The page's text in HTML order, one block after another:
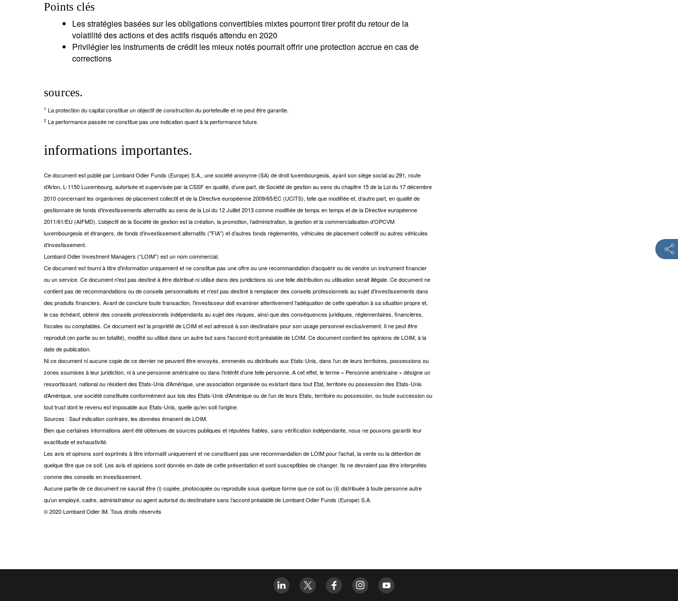
Points clés
Les stratégies basées sur les obligations convertibles mixtes pourront tirer profit du retour de la
volatilité des actions et des actifs risqués attendu en 2020
Privilégier les instruments de crédit les mieux notés pourrait offrir une protection accrue en cas de
corrections
sources.
1 La protection du capital constitue un objectif de construction du portefeuille et ne peut être garantie.
2 La performance passée ne constitue pas une indication quant à la performance future.
informations importantes.
Ce document est publié par Lombard Odier Funds (Europe) S.A., une société anonyme (SA) de droit luxembourgeois, ayant son siège social au 291, route
d’Arlon, L-1150 Luxembourg, autorisée et supervisée par la CSSF en qualité, d’une part, de Société de gestion au sens du chapitre 15 de la Loi du 17 décembre
2010 concernant les organismes de placement collectif et de la Directive européenne 2009/65/EC (UCITS), telle que modifiée et, d’autre part, en qualité de
gestionnaire de fonds d’investissements alternatifs au sens de la Loi du 12 Juillet 2013 comme modifiée de temps en temps et de la Directive européenne
2011/61/EU (AIFMD). L’objectif de la Société de gestion est la création, la promotion, l’administration, la gestion et la commercialisation d’OPCVM
luxembourgeois et étrangers, de fonds d’investissement alternatifs ("FIA") et d’autres fonds réglementés, véhicules de placement collectif ou autres véhicules
d’investissement.
Lombard Odier Investment Managers (“LOIM”) est un nom commercial.
Ce document est fourni à titre d'information uniquement et ne constitue pas une offre ou une recommandation d'acquérir ou de vendre un instrument financier
ou un service. Ce document n'est pas destiné à être distribué ni utilisé dans des juridictions où une telle distribution ou utilisation serait illégale. Ce document ne
contient pas de recommandations ou de conseils personnalisés et n'est pas destiné à remplacer des conseils professionnels au sujet d’investissements dans
des produits financiers. Avant de conclure toute transaction, l’investisseur doit examiner attentivement l'adéquation de cette opération à sa situation propre et,
le cas échéant, obtenir des conseils professionnels indépendants au sujet des risques, ainsi que des conséquences juridiques, réglementaires, financières,
fiscales ou comptables. Ce document est la propriété de LOIM et est adressé à son destinataire pour son usage personnel exclusivement. Il ne peut être
reproduit (en partie ou en totalité), modifié ou utilisé dans un autre but sans l'accord écrit préalable de LOIM. Ce document contient les opinions de LOIM, à la
date de publication.
Ni ce document ni aucune copie de ce dernier ne peuvent être envoyés, emmenés ou distribués aux Etats-Unis, dans l’un de leurs territoires, possessions ou
zones soumises à leur juridiction, ni à une personne américaine ou dans l’intérêt d’une telle personne. A cet effet, le terme « Personne américaine » désigne un
ressortissant, national ou résident des Etats-Unis d’Amérique, une association organisée ou existant dans tout Etat, territoire ou possession des Etats-Unis
d’Amérique, une société constituée conformément aux lois des Etats-Unis d’Amérique ou de l’un de leurs Etats, territoire ou possession, ou toute succession ou
tout trust dont le revenu est imposable aux Etats-Unis, quelle qu’en soit l’origine.
Sources : Sauf indication contraire, les données émanent de LOIM.
Bien que certaines informations aient été obtenues de sources publiques et réputées fiables, sans vérification indépendante, nous ne pouvons garantir leur
exactitude et exhaustivité.
Les avis et opinons sont exprimés à titre informatif uniquement et ne constituent pas une recommandation de LOIM pour l'achat, la vente ou la détention de
quelque titre que ce soit. Les avis et opinions sont donnés en date de cette présentation et sont susceptibles de changer. Ils ne devraient pas être interprétés
comme des conseils en investissement.
Aucune partie de ce document ne saurait être (i) copiée, photocopiée ou reproduite sous quelque forme que ce soit ou (ii) distribuée à toute personne autre
qu’un employé, cadre, administrateur ou agent autorisé du destinataire sans l’accord préalable de Lombard Odier Funds (Europe) S.A.
© 2020 Lombard Odier IM. Tous droits réservés